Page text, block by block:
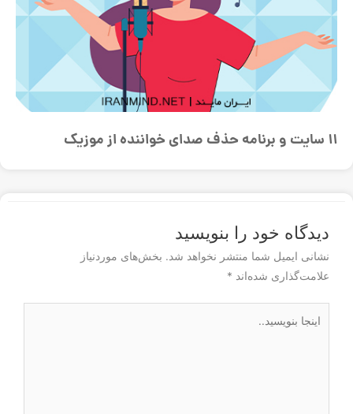
11 سایت و برنامه حذف صدای خواننده از موزیک
دیدگاه‌ خود را بنویسید
نشانی ایمیل شما منتشر نخواهد شد. بخش‌های موردنیاز
علامت‌گذاری شده‌اند*